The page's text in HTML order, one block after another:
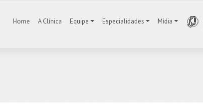
Home A Clínica Equipe Especialidades Mídia